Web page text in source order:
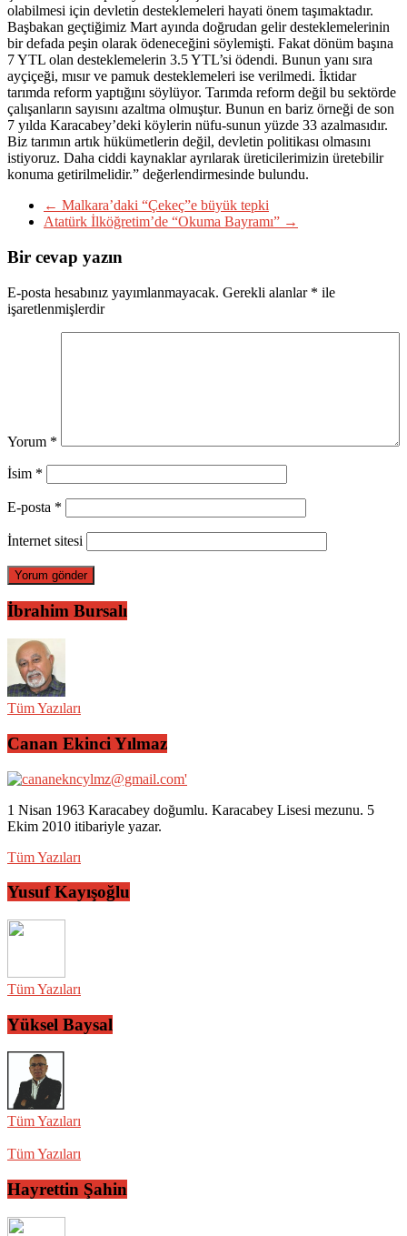
olabilmesi için devletin desteklemeleri hayati önem taşımaktadır.
Başbakan geçtiğimiz Mart ayında doğrudan gelir desteklemelerinin
bir defada peşin olarak ödeneceğini söylemişti. Fakat dönüm başına
7 YTL olan desteklemelerin 3.5 YTL’si ödendi. Bunun yanı sıra
ayçiçeği, mısır ve pamuk desteklemeleri ise verilmedi. İktidar
tarımda reform yaptığını söylüyor. Tarımda reform değil bu sektörde
çalışanların sayısını azaltma olmuştur. Bunun en bariz örneği de son
7 yılda Karacabey’deki köylerin nüfu-sunun yüzde 33 azalmasıdır.
Biz tarımın artık hükümetlerin değil, devletin politikası olmasını
istiyoruz. Daha ciddi kaynaklar ayrılarak üreticilerimizin üretebilir
konuma getirilmelidir.” değerlendirmesinde bulundu.
← Malkara’daki “Çekeç”e büyük tepki
Atatürk İlköğretim’de “Okuma Bayramı” →
Bir cevap yazın
E-posta hesabınız yayımlanmayacak. Gerekli alanlar * ile
işaretlenmişlerdir
Yorum *
İsim *
E-posta *
İnternet sitesi
İbrahim Bursalı
Tüm Yazıları
Canan Ekinci Yılmaz
1 Nisan 1963 Karacabey doğumlu. Karacabey Lisesi mezunu. 5
Ekim 2010 itibariyle yazar.
Tüm Yazıları
Yusuf Kayışoğlu
Tüm Yazıları
Yüksel Baysal
Tüm Yazıları
Tüm Yazıları
Hayrettin Şahin